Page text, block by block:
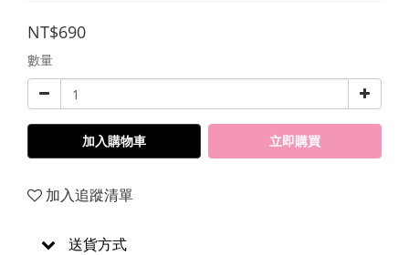
NT$690
數量
加入購物車 立即購買
加入追蹤清單
送貨方式